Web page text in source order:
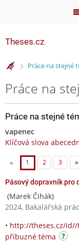
Theses.cz
>Práce na stejné
Práce na
Práce na stejné
vapenec
Klíčová slova
« 1 2 3 »
Pásový dopravník pro
(Marek Čihák)
2024, Bakalářská
• http://theses.cz/
příbuzné téma